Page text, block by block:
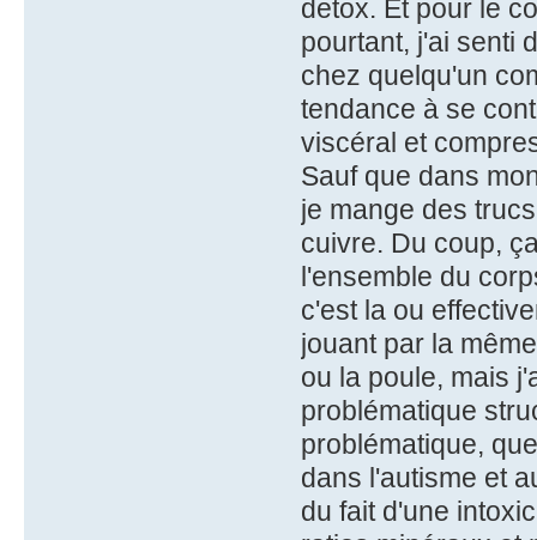
detox. Et pour le
pourtant, j'ai senti
chez quelqu'un
tendance à se
viscéral et
Sauf que dans
je mange des
cuivre. Du coup,
l'ensemble du
c'est la ou
jouant par la
ou la poule, mais
problématique
problématique,
dans l'autisme et
du fait d'une